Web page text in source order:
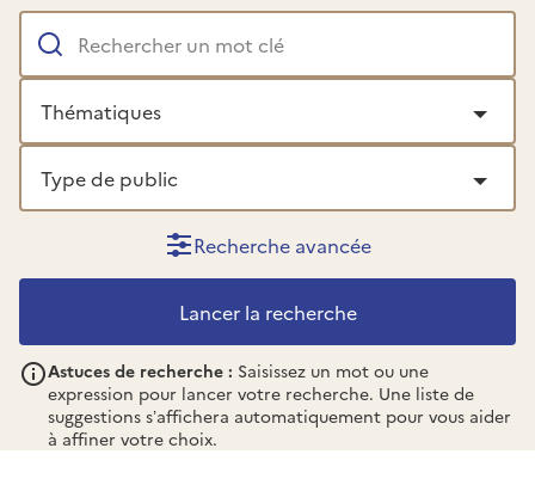
un mot clé
Thématiques
Les options disponibles sont filtrées au fur et à mesure
Type
de
public
Recherche avancée
Astuces de recherche : Saisissez un mot ou une
expression pour lancer votre recherche. Une liste de
suggestions s’affichera automatiquement pour vous aider
à affiner votre choix.